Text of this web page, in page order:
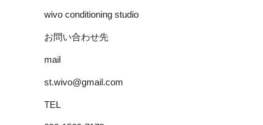
wivo conditioning studio
お問い合わせ先
mail
st.wivo@gmail.com
TEL